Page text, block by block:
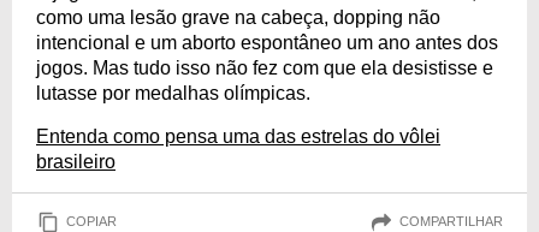
como uma lesão grave na cabeça, dopping não
intencional e um aborto espontâneo um ano antes dos
jogos. Mas tudo isso não fez com que ela desistisse e
lutasse por medalhas olímpicas.
Entenda como pensa uma das estrelas do vôlei
brasileiro
COPIAR COMPARTILHAR